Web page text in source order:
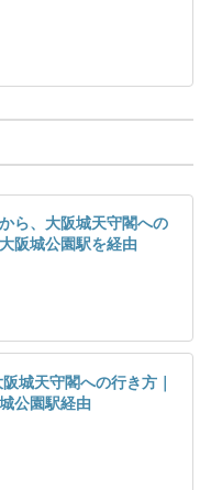
ら、大阪城天守閣への
阪城公園駅を経由
城天守閣への行き方｜
公園駅経由